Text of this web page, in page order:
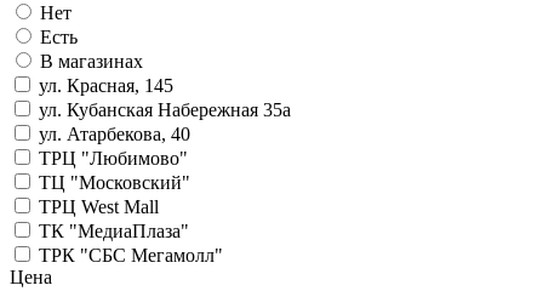
Нет
Есть
В магазинах
ул. Красная, 145
ул. Кубанская Набережная 35а
ул. Атарбекова, 40
ТРЦ "Любимово"
ТЦ "Московский"
ТРЦ West Mall
ТК "МедиаПлаза"
ТРК "СБС Мегамолл"
Цена